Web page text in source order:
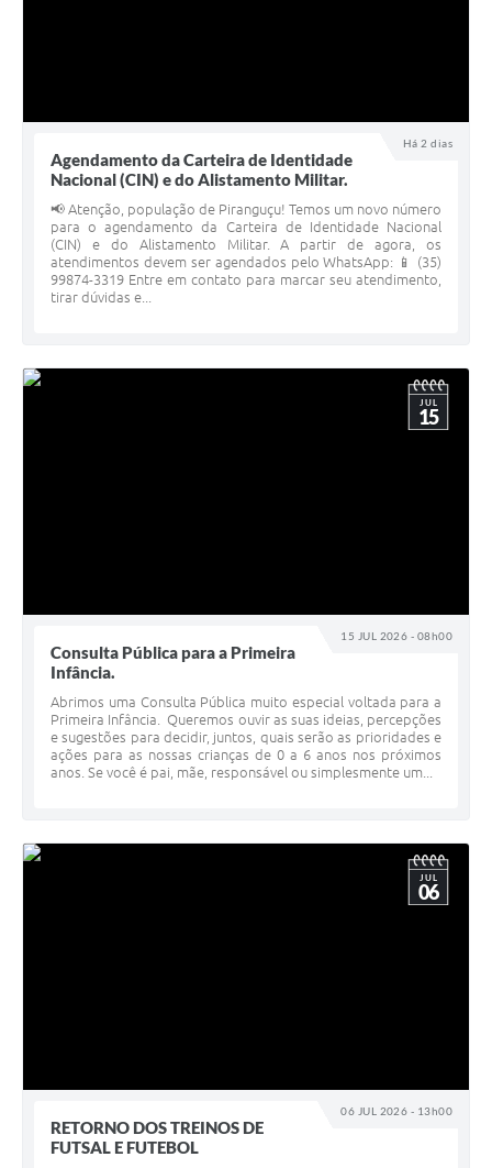
Há 2 dias
Agendamento da Carteira de Identidade
Nacional (CIN) e do Alistamento Militar.
📢 Atenção, população de Piranguçu! Temos um novo número
para o agendamento da Carteira de Identidade Nacional
(CIN) e do Alistamento Militar. A partir de agora, os
atendimentos devem ser agendados pelo WhatsApp: 📱 (35)
99874-3319 Entre em contato para marcar seu atendimento,
tirar dúvidas e...
15 JUL 2026 - 08h00
JUL
15
Consulta Pública para a Primeira
Infância.
Abrimos uma Consulta Pública muito especial voltada para a
Primeira Infância. Queremos ouvir as suas ideias, percepções
e sugestões para decidir, juntos, quais serão as prioridades e
ações para as nossas crianças de 0 a 6 anos nos próximos
anos. Se você é pai, mãe, responsável ou simplesmente um...
06 JUL 2026 - 13h00
JUL
06
RETORNO DOS TREINOS DE
FUTSAL E FUTEBOL